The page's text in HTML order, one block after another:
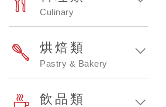
Culinary
烘焙類
Pastry & Bakery
飲品類